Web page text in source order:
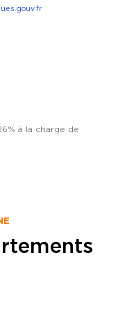
à la charge de